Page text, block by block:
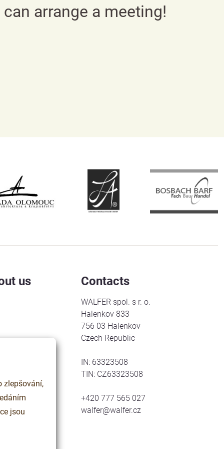
arrange a meeting!
us Contacts
WALFER spol. s r. o.
Halenkov 833
756 03 Halenkov
Czech Republic
IN: 63323508
TIN: CZ63323508
+420 777 565 027
walfer@walfer.cz
zlepšování,
jsou